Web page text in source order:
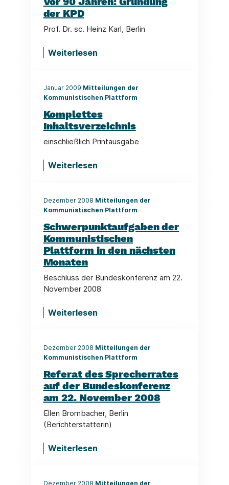
der KPD
Prof. Dr. sc. Heinz Karl, Berlin
Weiterlesen
Januar 2009 Mitteilungen der
Kommunistischen Plattform
Komplettes
Inhaltsverzeichnis
einschließlich Printausgabe
Weiterlesen
Dezember 2008 Mitteilungen der
Kommunistischen Plattform
Schwerpunktaufgaben der
Kommunistischen
Plattform in den nächsten
Monaten
Beschluss der Bundeskonferenz am 22.
November 2008
Weiterlesen
Dezember 2008 Mitteilungen der
Kommunistischen Plattform
Referat des Sprecherrates
auf der Bundeskonferenz
am 22. November 2008
Ellen Brombacher, Berlin
(Berichterstatterin)
Weiterlesen
Dezember 2008 Mitteilungen der